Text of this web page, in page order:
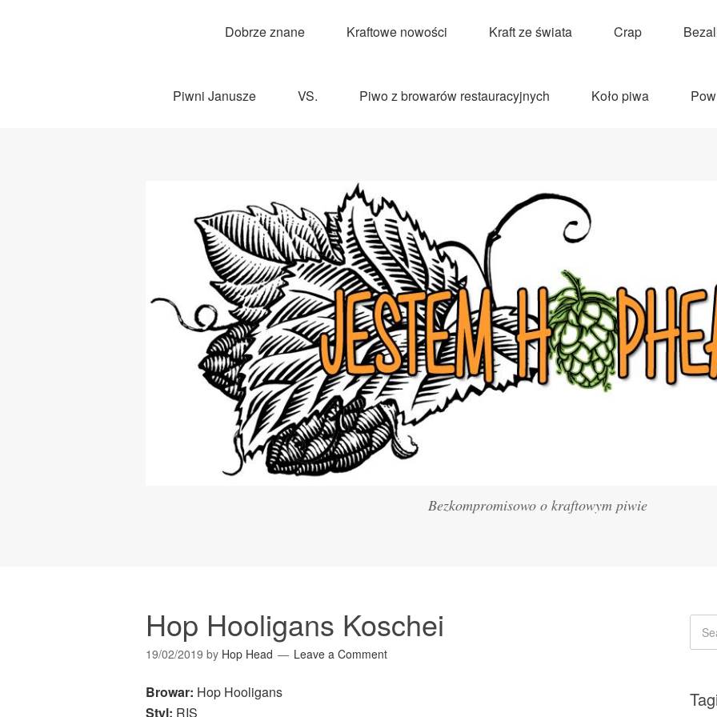
Dobrze znane Kraftowe nowości Kraft ze świata Crap
Piwni Janusze VS. Piwo z browarów restauracyjnych Koło piwa
Bezkompromisowo o kraftowym piwie
Hop Hooligans Koschei
19/02/2019 by Hop Head Leave a Comment
Browar: Hop Hooligans
Styl: RIS